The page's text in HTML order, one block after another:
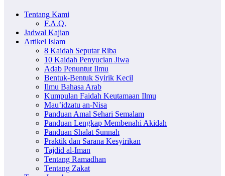
Tentang Kami
F.A.Q.
Jadwal Kajian
Artikel Islam
8 Kaidah Seputar Riba
10 Kaidah Penyucian Jiwa
Adab Penuntut Ilmu
Bentuk-Bentuk Syirik Kecil
Ilmu Bahasa Arab
Kumpulan Faidah Keutamaan Ilmu
Mau’idzatu an-Nisa
Panduan Amal Sehari Semalam
Panduan Lengkap Membenahi Akidah
Panduan Shalat Sunnah
Praktik dan Sarana Kesyirikan
Tajdid al-Iman
Tentang Ramadhan
Tentang Zakat